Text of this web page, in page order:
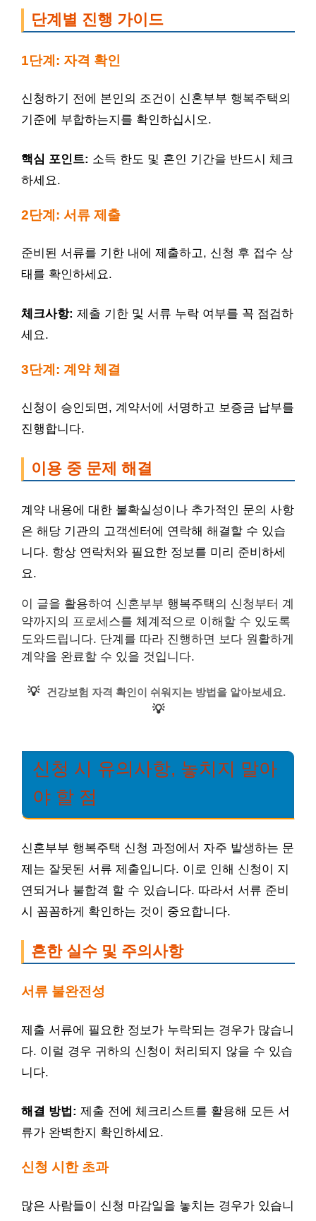
단계별 진행 가이드
1단계: 자격 확인
신청하기 전에 본인의 조건이 신혼부부 행복주택의
기준에 부합하는지를 확인하십시오.
핵심 포인트: 소득 한도 및 혼인 기간을 반드시 체크
하세요.
2단계: 서류 제출
준비된 서류를 기한 내에 제출하고, 신청 후 접수 상
태를 확인하세요.
체크사항: 제출 기한 및 서류 누락 여부를 꼭 점검하
세요.
3단계: 계약 체결
신청이 승인되면, 계약서에 서명하고 보증금 납부를
진행합니다.
이용 중 문제 해결
계약 내용에 대한 불확실성이나 추가적인 문의 사항
은 해당 기관의 고객센터에 연락해 해결할 수 있습
니다. 항상 연락처와 필요한 정보를 미리 준비하세
요.
이 글을 활용하여 신혼부부 행복주택의 신청부터 계
약까지의 프로세스를 체계적으로 이해할 수 있도록
도와드립니다. 단계를 따라 진행하면 보다 원활하게
계약을 완료할 수 있을 것입니다.
💡 건강보험 자격 확인이 쉬워지는 방법을 알아보세요.
💡
신청 시 유의사항, 놓치지 말아
야 할 점
신혼부부 행복주택 신청 과정에서 자주 발생하는 문
제는 잘못된 서류 제출입니다. 이로 인해 신청이 지
연되거나 불합격 할 수 있습니다. 따라서 서류 준비
시 꼼꼼하게 확인하는 것이 중요합니다.
흔한 실수 및 주의사항
서류 불완전성
제출 서류에 필요한 정보가 누락되는 경우가 많습니
다. 이럴 경우 귀하의 신청이 처리되지 않을 수 있습
니다.
해결 방법: 제출 전에 체크리스트를 활용해 모든 서
류가 완벽한지 확인하세요.
신청 시한 초과
많은 사람들이 신청 마감일을 놓치는 경우가 있습니